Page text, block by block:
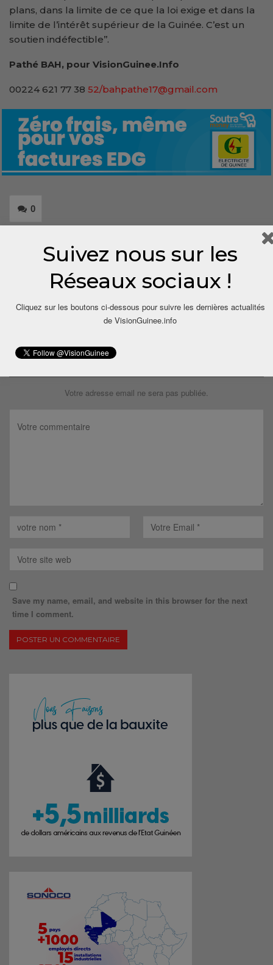
plans, dans la limite de ce que la loi exige et dans la
limite de l’intérêt supérieur de la Guinée. C’est un
soutien indéfectible’’.
Pathé BAH, pour VisionGuinee.Info
00224 621 77 38 52/bahpathe17@gmail.com
0
LAISSER UN COMMENTAIRE
Votre adresse email ne sera pas publiée.
Save my name, email, and website in this browser for the next
time I comment.
Suivez nous sur les
Réseaux sociaux !
Cliquez sur les boutons ci-dessous pour suivre les dernières actualités
de VisionGuinee.info